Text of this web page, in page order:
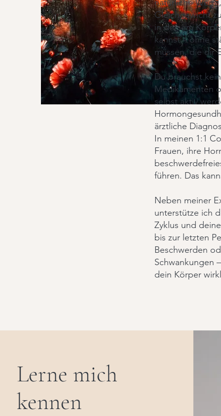
natürliche
Gleichgewicht
in deinem
kannst – ohne
müssen, die dir
Du brauchst
Medikamenten
selbst aktiv
ärztliche
In meinen 1:1
Frauen, ihre
führen. Das
Neben meiner
unterstütze ich
Zyklus und
bis zur letzten
Beschwerden
Schwankungen
dein Körper
Lerne mich
kennen